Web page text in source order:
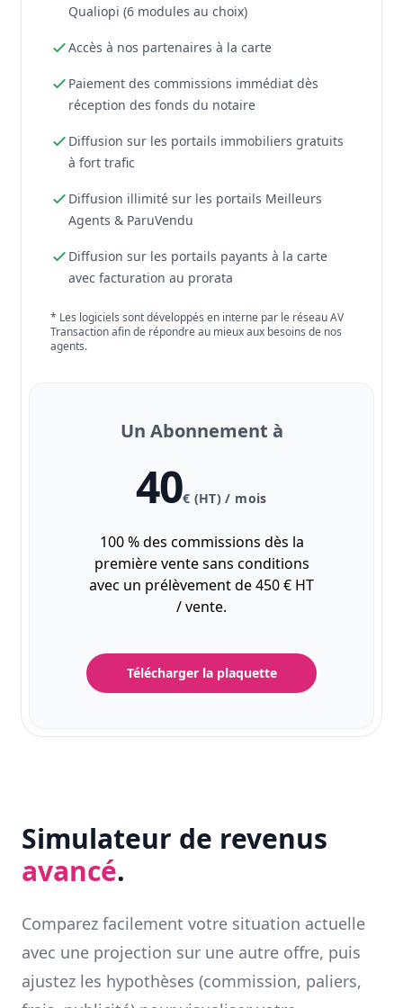
Qualiopi (6 modules au choix)
Accès à nos partenaires à la carte
Paiement des commissions immédiat dès
réception des fonds du notaire
Diffusion sur les portails immobiliers gratuits
à fort trafic
Diffusion illimité sur les portails Meilleurs
Agents & ParuVendu
Diffusion sur les portails payants à la carte
avec facturation au prorata
* Les logiciels sont développés en interne par le réseau AV
Transaction afin de répondre au mieux aux besoins de nos
agents.
Un Abonnement à
40€ (HT) / mois
100 % des commissions dès la
première vente sans conditions
avec un prélèvement de 450 € HT
/ vente.
Télécharger la plaquette
Simulateur de revenus
avancé.
Comparez facilement votre situation actuelle
avec une projection sur une autre offre, puis
ajustez les hypothèses (commission, paliers,